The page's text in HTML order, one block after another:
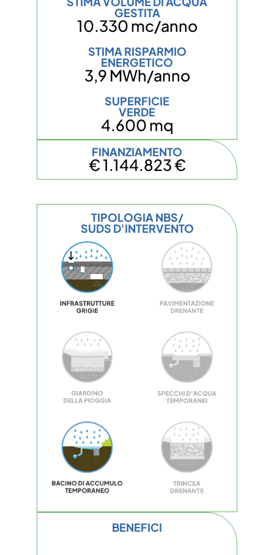
GESTITA
10.330 mc/anno
STIMA RISPARMIO
ENERGETICO
3,9 MWh/anno
SUPERFICIE
VERDE
4.600 mq
FINANZIAMENTO
€ 1.144.823 €
TIPOLOGIA NBS/
SUDS D'INTERVENTO
BENEFICI